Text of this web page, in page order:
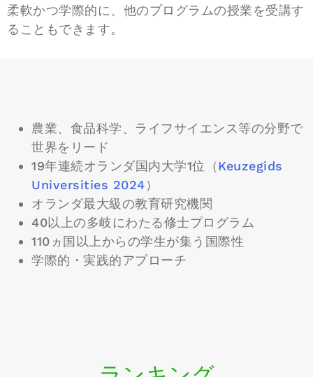
柔軟かつ学際的に、他のプログラムの授業を受講す
ることもできます。
農業、食品科学、ライフサイエンス等の分野で
世界をリード
19年連続オランダ国内大学1位（Keuzegids
Universities 2024）
オランダ最大級の教育研究機関
40以上の多岐にわたる修士プログラム
110ヵ国以上からの学生が集う国際性
学際的・実践的アプローチ